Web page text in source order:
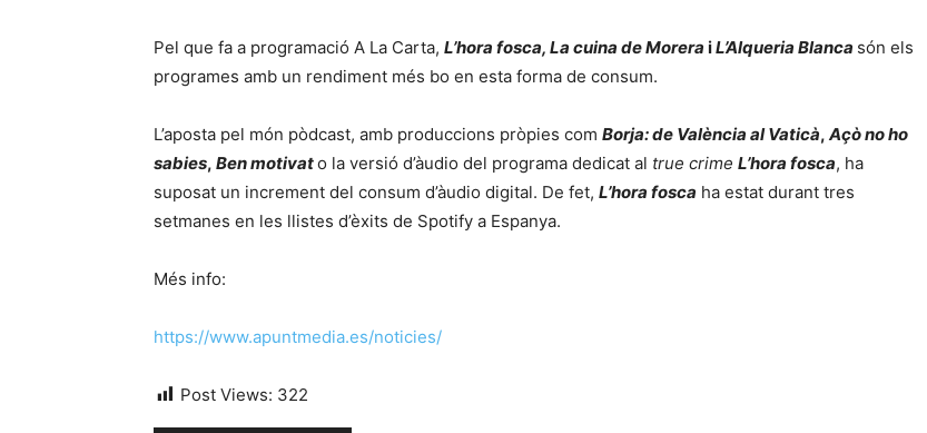
Pel que fa a programació A La Carta, L’hora fosca, La cuina de Morera iL’Alqueria Blanca són els
programes amb un rendiment més bo en esta forma de consum.
L’aposta pel món pòdcast, amb produccions pròpies com Borja: de València al Vaticà, Açò no ho
sabies, Ben motivato la versió d’àudio del programa dedicat al true crime L’hora fosca, ha
suposat un increment del consum d’àudio digital. De fet, L’hora fosca ha estat durant tres
setmanes en les llistes d’èxits de Spotify a Espanya.
Més info:
https://www.apuntmedia.es/noticies/
Post Views: 322